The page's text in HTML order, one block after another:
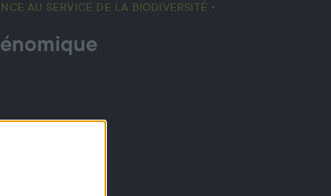
AU SERVICE DE LA BIODIVERSITÉ •